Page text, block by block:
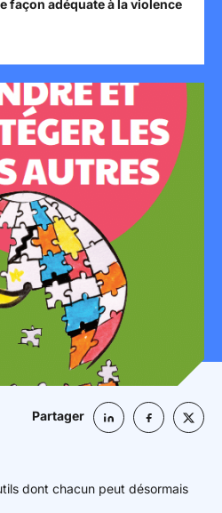
façon adéquate à la violence
Partager
dont chacun peut désormais